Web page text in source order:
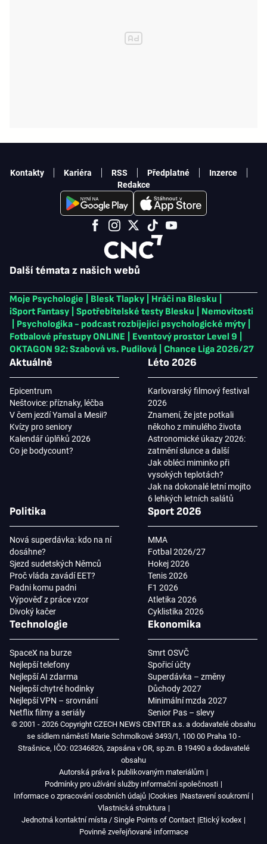
Další témata z našich webů
Moje Psychologie Blesk Tlapky Hráči na Blesku
iSport Fantasy
Spotřebitelské testy Blesku
Nemovitosti
Psychologika - podcast rozbíjející psychologické mýty
Fotbalové přestupy ONLINE
Eventový prostor Level 9
OKTAGON 92: Szabová vs. Pudilová
Chance Liga 2026/27
Aktuálně
Epicentrum
Neštovice: příznaky, léčba
V čem jezdí Yamal a Mesii?
Kvízy pro seniory
Kalendář úplňků 2026
Co je bodycount?
Léto 2026
Karlovarský filmový festival
2026
Znamení, že jste potkali
někoho z minulého života
Astronomické úkazy 2026:
zatmění slunce a další
Jak obléci miminko při
vysokých teplotách?
Jak na dokonalé letní mojito
6 lehkých letních salátů
Politika
Nová superdávka: kdo na ní
dosáhne?
Sjezd sudetských Němců
Proč vláda zavádí EET?
Padni komu padni
Výpověď z práce vzor
Divoký kačer
Sport 2026
MMA
Fotbal 2026/27
Hokej 2026
Tenis 2026
F1 2026
Atletika 2026
Cyklistika 2026
Technologie
SpaceX na burze
Nejlepší telefony
Nejlepší AI zdarma
Nejlepší chytré hodinky
Nejlepší VPN – srovnání
Netflix filmy a seriály
Ekonomika
Smrt OSVČ
Spořicí účty
Superdávka – změny
Důchody 2027
Minimální mzda 2027
Senior Pas – slevy
Kontakty Kariéra RSS Předplatné
Inzerce
Redakce
© 2001 - 2026 Copyright CZECH NEWS CENTER a.s. a dodavatelé obsahu
se sídlem náměstí Marie Schmolkové 3493/1, 100 00 Praha 10 -
Strašnice, IČO: 02346826, zapsána v OR, sp.zn. B 19490 a dodavatelé
obsahu
Autorská práva k publikovaným materiálům
Podmínky pro užívání služby informační společnosti
Informace o zpracování osobních údajů Cookies Nastavení soukromí
Vlastnická struktura
Jednotná kontaktní místa / Single Points of Contact Etický kodex
Povinně zveřejňované informace